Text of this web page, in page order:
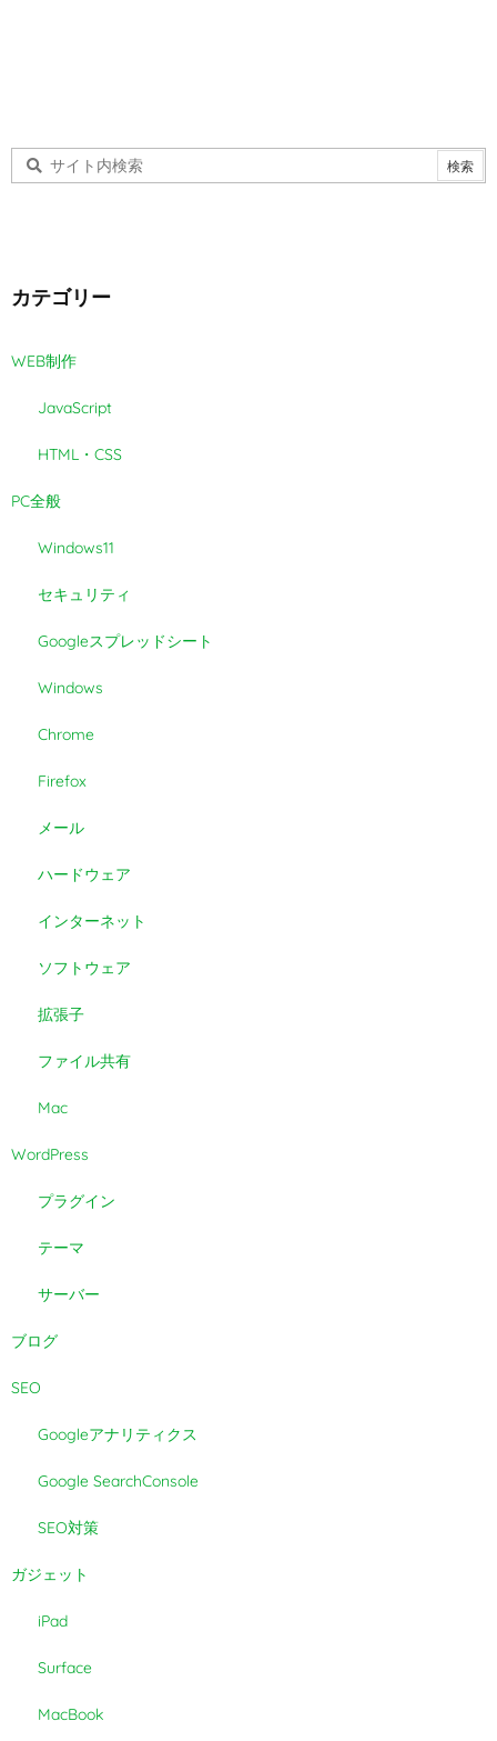
カテゴリー
WEB制作
JavaScript
HTML・CSS
PC全般
Windows11
セキュリティ
Googleスプレッドシート
Windows
Chrome
Firefox
メール
ハードウェア
インターネット
ソフトウェア
拡張子
ファイル共有
Mac
WordPress
プラグイン
テーマ
サーバー
ブログ
SEO
Googleアナリティクス
Google SearchConsole
SEO対策
ガジェット
iPad
Surface
MacBook